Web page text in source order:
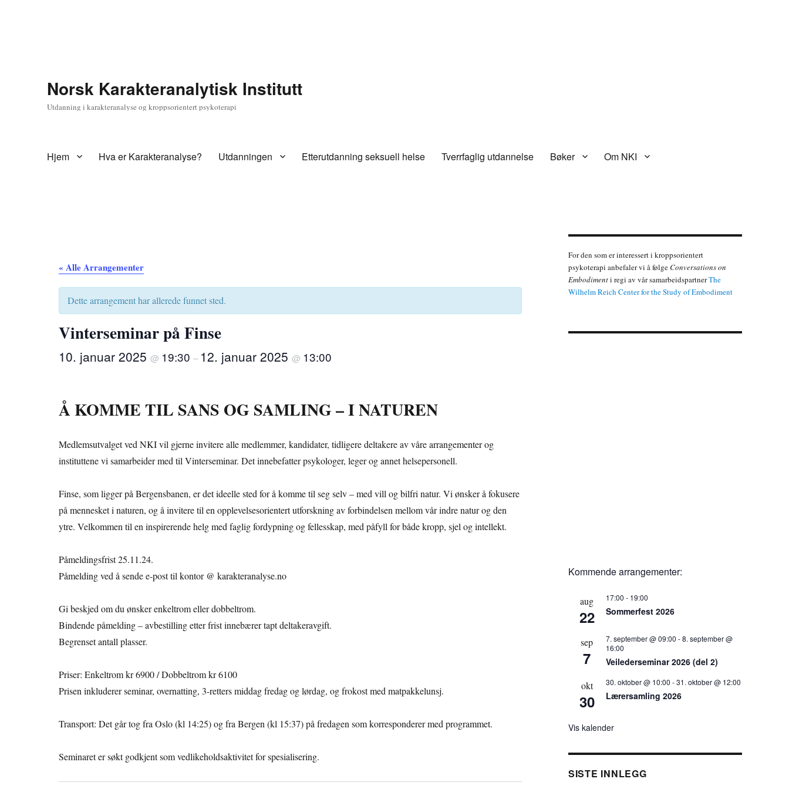
Norsk Karakteranalytisk Institutt
Utdanning i karakteranalyse og kroppsorientert psykoterapi
Hjem Hva er Karakteranalyse? Utdanningen Etterutdanning seksuell helse Tverrfaglig utdannelse Bøker Om NKI
« Alle Arrangementer
Dette arrangement har allerede funnet sted.
Vinterseminar på Finse
10. januar 2025@ 19:30– 12. januar 2025@ 13:00
Å KOMME TIL SANS OG SAMLING – I NATUREN
Medlemsutvalget ved NKI vil gjerne invitere alle medlemmer, kandidater, tidligere deltakere av våre arrangementer og
instituttene vi samarbeider med til Vinterseminar. Det innebefatter psykologer, leger og annet helsepersonell.
Finse, som ligger på Bergensbanen, er det ideelle sted for å komme til seg selv – med vill og bilfri natur. Vi ønsker å fokusere
på mennesket i naturen, og å invitere til en opplevelsesorientert utforskning av forbindelsen mellom vår indre natur og den
ytre. Velkommen til en inspirerende helg med faglig fordypning og fellesskap, med påfyll for både kropp, sjel og intellekt.
Påmeldingsfrist 25.11.24.
Påmelding ved å sende e-post til kontor @ karakteranalyse.no
Gi beskjed om du ønsker enkeltrom eller dobbeltrom.
Bindende påmelding – avbestilling etter frist innebærer tapt deltakeravgift.
Begrenset antall plasser.
Priser: Enkeltrom kr 6900 / Dobbeltrom kr 6100
Prisen inkluderer seminar, overnatting, 3-retters middag fredag og lørdag, og frokost med matpakkelunsj.
Transport: Det går tog fra Oslo (kl 14:25) og fra Bergen (kl 15:37) på fredagen som korresponderer med programmet.
Seminaret er søkt godkjent som vedlikeholdsaktivitet for spesialisering.
For den som er interessert i kroppsorientert
psykoterapi anbefaler vi å følgeConversations on
Embodimenti regi av vår samarbeidspartnerThe
Wilhelm Reich Center for the Study of Embodiment
Kommende arrangementer:
aug
22
17:00 - 19:00
Sommerfest 2026
sep
7
7. september @ 09:00 -8. september @
16:00
Veilederseminar 2026 (del 2)
okt
30
30. oktober @ 10:00 -31. oktober @ 12:00
Lærersamling 2026
Vis kalender
SISTE INNLEGG